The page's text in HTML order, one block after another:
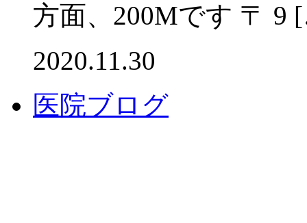
方面、200Mです 〒 9
2020.11.30
医院ブログ